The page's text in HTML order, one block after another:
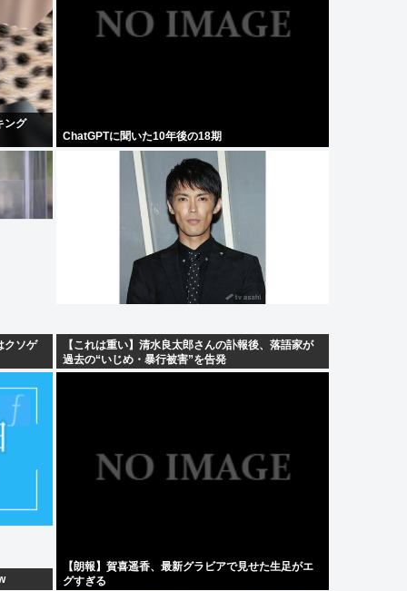
ング
ChatGPTに聞いた10年後の18期
クソゲ
【これは重い】清水良太郎さんの訃報後、落語家が
過去の“いじめ・暴行被害”を告発
【朗報】賀喜遥香、最新グラビアで見せた生足がエ
グすぎる